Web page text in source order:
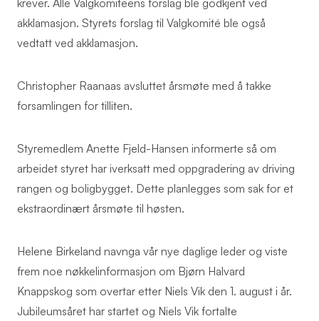
krever. Alle Valgkomiteens forslag ble godkjent ved
akklamasjon. Styrets forslag til Valgkomité ble også
vedtatt ved akklamasjon.
Christopher Raanaas avsluttet årsmøte med å takke
forsamlingen for tilliten.
Styremedlem Anette Fjeld-Hansen informerte så om
arbeidet styret har iverksatt med oppgradering av driving
rangen og boligbygget. Dette planlegges som sak for et
ekstraordinært årsmøte til høsten.
Helene Birkeland navnga vår nye daglige leder og viste
frem noe nøkkelinformasjon om Bjørn Halvard
Knappskog som overtar etter Niels Vik den 1. august i år.
Jubileumsåret har startet og Niels Vik fortalte